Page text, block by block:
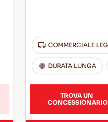
COMMERCIALE
DURATA LUNGA
TROVA UN
CONCESSIONARIO